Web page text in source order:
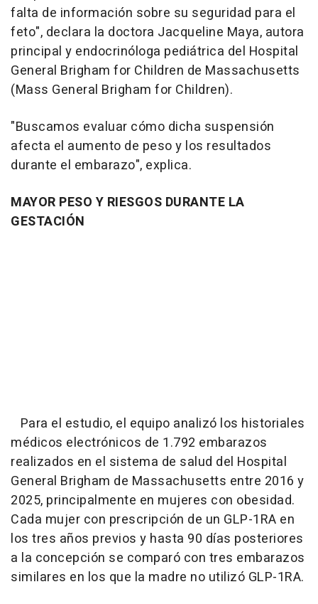
falta de información sobre su seguridad para el
feto", declara la doctora Jacqueline Maya, autora
principal y endocrinóloga pediátrica del Hospital
General Brigham for Children de Massachusetts
(Mass General Brigham for Children).
"Buscamos evaluar cómo dicha suspensión
afecta el aumento de peso y los resultados
durante el embarazo", explica.
MAYOR PESO Y RIESGOS DURANTE LA
GESTACIÓN
Para el estudio, el equipo analizó los historiales
médicos electrónicos de 1.792 embarazos
realizados en el sistema de salud del Hospital
General Brigham de Massachusetts entre 2016 y
2025, principalmente en mujeres con obesidad.
Cada mujer con prescripción de un GLP-1RA en
los tres años previos y hasta 90 días posteriores
a la concepción se comparó con tres embarazos
similares en los que la madre no utilizó GLP-1RA.